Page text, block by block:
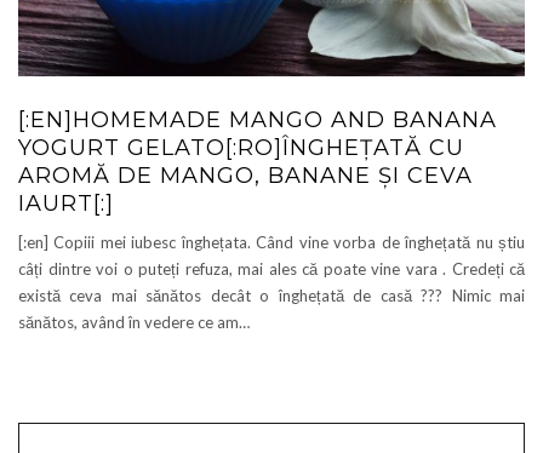
[:EN]HOMEMADE MANGO AND BANANA
YOGURT GELATO[:RO]ÎNGHEŢATĂ CU
AROMĂ DE MANGO, BANANE ŞI CEVA
IAURT[:]
[:en] Copiii mei iubesc înghețata. Când vine vorba de înghețată nu știu
câți dintre voi o puteți refuza, mai ales că poate vine vara . Credeți că
există ceva mai sănătos decât o înghețată de casă ??? Nimic mai
sănătos, având în vedere ce am…